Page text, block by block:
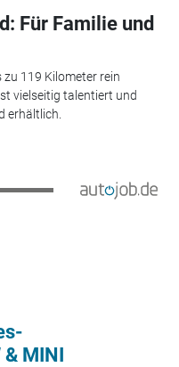
Für Familie und
zu 119 Kilometer rein
vielseitig talentiert und
erhältlich.
MINI